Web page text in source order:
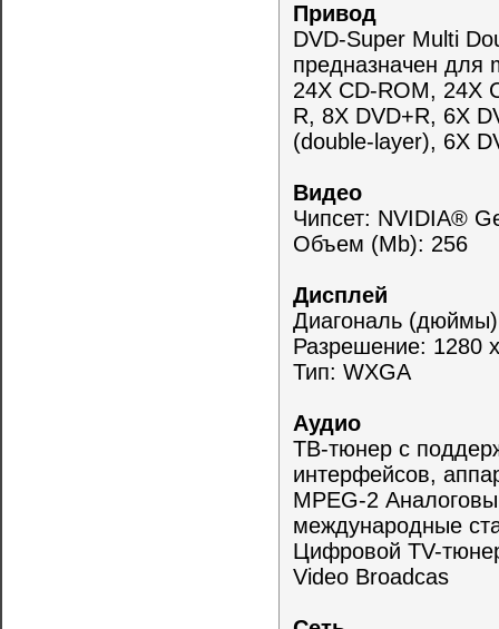
Привод
DVD-Super Multi
предназначен для
24X CD-ROM, 24X
R, 8X DVD+R, 6X
(double-layer), 6X
Видео
Чипсет: NVIDIA®
Объем (Mb): 256
Дисплей
Диагональ
Разрешение: 1280
Тип: WXGA
Аудио
ТВ-тюнер с
интерфейсов,
MPEG-2
международные
Цифровой TV-
Video Broadcas